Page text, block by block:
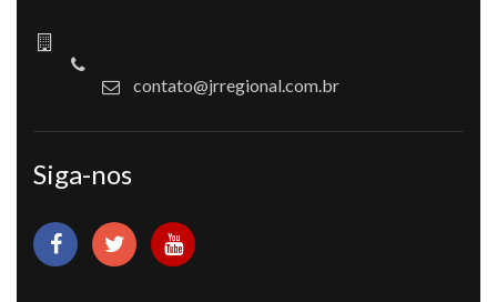
contato@jrregional.com.br
Siga-nos